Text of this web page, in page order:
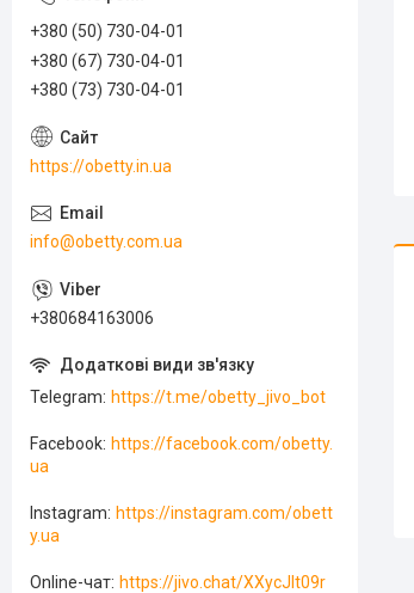
+380 (50) 730-04-01
+380 (67) 730-04-01
+380 (73) 730-04-01
https://obetty.in.ua
info@obetty.com.ua
+380684163006
Telegram https://t.me/obetty_jivo_bot
Facebook https://facebook.com/obetty.
ua
Instagram
https://instagram.com/obett
y.ua
Online-чат https://jivo.chat/XXycJlt09r